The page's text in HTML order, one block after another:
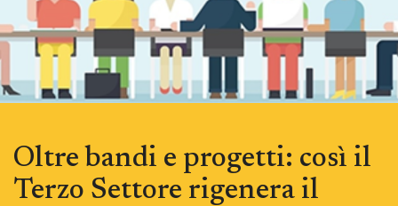
Oltre bandi e progetti: così il
Terzo Settore rigenera il